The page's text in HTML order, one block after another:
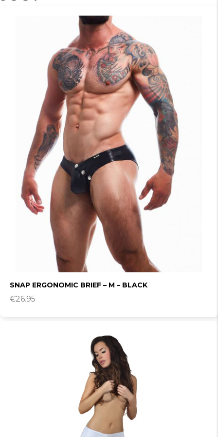
SNAP ERGONOMIC BRIEF – M – BLACK
€26.95